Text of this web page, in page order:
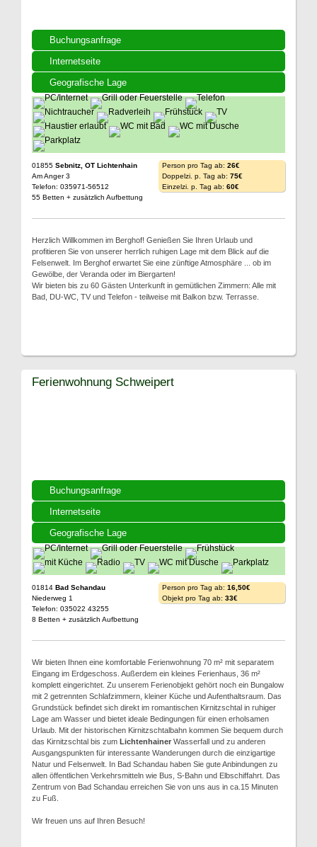
Buchungsanfrage
Internetseite
Geografische Lage
01855 Sebnitz, OT Lichtenhain
Am Anger 3
Telefon: 035971-56512
55 Betten + zusätzlich Aufbettung
Person pro Tag ab: 26€
Doppelzi. p. Tag ab: 75€
Einzelzi. p. Tag ab: 60€
Herzlich Willkommen im Berghof! Genießen Sie Ihren Urlaub und
profitieren Sie von unserer herrlich ruhigen Lage mit dem Blick auf die
Felsenwelt. Im Berghof erwartet Sie eine zünftige Atmosphäre ... ob im
Gewölbe, der Veranda oder im Biergarten!
Wir bieten bis zu 60 Gästen Unterkunft in gemütlichen Zimmern: Alle mit
Bad, DU-WC, TV und Telefon - teilweise mit Balkon bzw. Terrasse.
Buchungsanfrage
Internetseite
Geografische Lage
Ferienwohnung Schweipert
01814 Bad Schandau
Niederweg 1
Telefon: 035022 43255
8 Betten + zusätzlich Aufbettung
Person pro Tag ab: 16,50€
Objekt pro Tag ab: 33€
Wir bieten Ihnen eine komfortable Ferienwohnung 70 m² mit separatem
Eingang im Erdgeschoss. Außerdem ein kleines Ferienhaus, 36 m²
komplett eingerichtet. Zu unserem Ferienobjekt gehört noch ein Bungalow
mit 2 getrennten Schlafzimmern, kleiner Küche und Aufenthaltsraum. Das
Grundstück befindet sich direkt im romantischen Kirnitzschtal in ruhiger
Lage am Wasser und bietet ideale Bedingungen für einen erholsamen
Urlaub. Mit der historischen Kirnitzschtalbahn kommen Sie bequem durch
das Kirnitzschtal bis zum Lichtenhainer Wasserfall und zu anderen
Ausgangspunkten für interessante Wanderungen durch die einzigartige
Natur und Felsenwelt. In Bad Schandau haben Sie gute Anbindungen zu
allen öffentlichen Verkehrsmitteln wie Bus, S-Bahn und Elbschiffahrt. Das
Zentrum von Bad Schandau erreichen Sie von uns aus in ca.15 Minuten
zu Fuß.
Wir freuen uns auf Ihren Besuch!